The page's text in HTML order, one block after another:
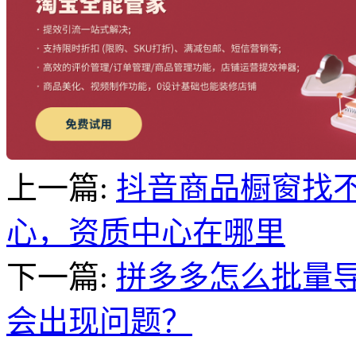
上一篇: 抖音商品橱窗找
心，资质中心在哪里
下一篇: 拼多多怎么批量
会出现问题？